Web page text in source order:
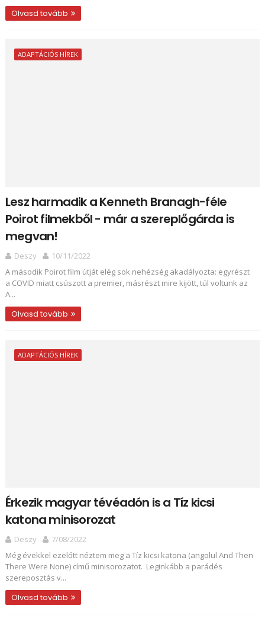
Olvasd tovább
ADAPTÁCIÓS HÍREK
Lesz harmadik a Kenneth Branagh-féle
Poirot filmekből - már a szereplőgárda is
megvan!
Deszy
10/11/2022
A második Poirot film útját elég sok nehézség akadályozta: egyrészt
a COVID miatt csúszott a premier, másrészt mire kijött, túl voltunk az
A...
Olvasd tovább
ADAPTÁCIÓS HÍREK
Érkezik magyar tévéadón is a Tíz kicsi
katona minisorozat
Deszy
7/08/2022
Még évekkel ezelőtt néztem meg a Tíz kicsi katona (angolul And Then
There Were None) című minisorozatot. Leginkább a parádés
szereposztás v...
Olvasd tovább